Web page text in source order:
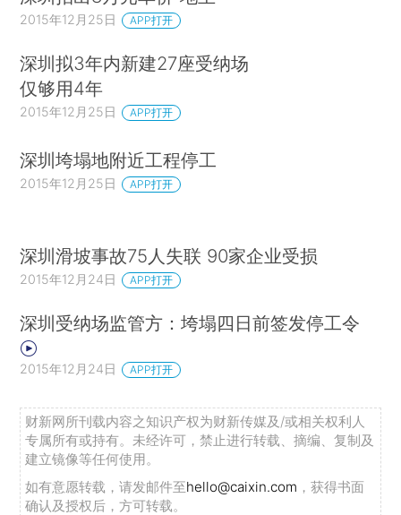
2015年12月25日 APP打开
深圳拟3年内新建27座受纳场
仅够用4年
2015年12月25日 APP打开
深圳垮塌地附近工程停工
2015年12月25日 APP打开
深圳滑坡事故75人失联 90家企业受损
2015年12月24日 APP打开
深圳受纳场监管方：垮塌四日前签发停工令
2015年12月24日 APP打开
财新网所刊载内容之知识产权为财新传媒及/或相关权利人
专属所有或持有。未经许可，禁止进行转载、摘编、复制及
建立镜像等任何使用。
如有意愿转载，请发邮件至hello@caixin.com ，获得书面
确认及授权后，方可转载。